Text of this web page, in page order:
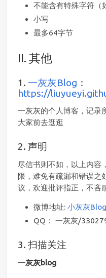
不能含有特殊字符（
小写
最多64字节
II. 其他
1. 一灰灰Blog ：
https://
一灰灰的个人博客，记录
大家前去逛逛
2. 声明
尽信书则不如，以上内容
限，难免有疏漏和错误之
议，欢迎批评指正，不吝
微博地址: 小灰灰Blog
QQ： 一灰灰/
3. 扫描关注
一灰灰blog